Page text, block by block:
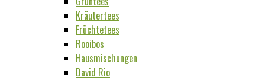
Kräutertees
Früchtetees
Rooibos
Hausmischungen
David Rio